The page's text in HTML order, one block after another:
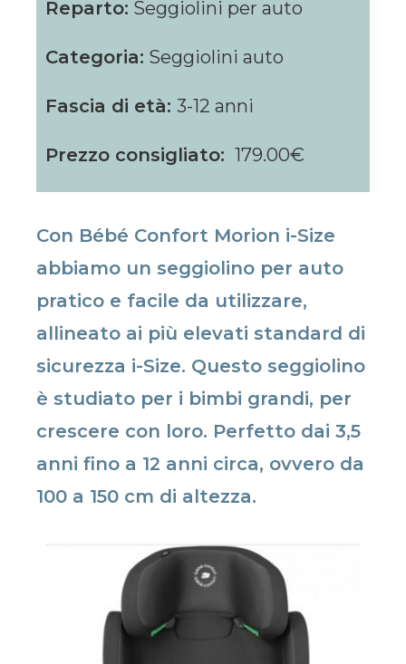
Reparto: Seggiolini per auto
Categoria: Seggiolini auto
Fascia di età: 3-12 anni
Prezzo consigliato: 179.00€
Con Bébé Confort Morion i-Size
abbiamo un seggiolino per auto
pratico e facile da utilizzare,
allineato ai più elevati standard di
sicurezza i-Size. Questo seggiolino
è studiato per i bimbi grandi, per
crescere con loro. Perfetto dai 3,5
anni fino a 12 anni circa, ovvero da
100 a 150 cm di altezza.